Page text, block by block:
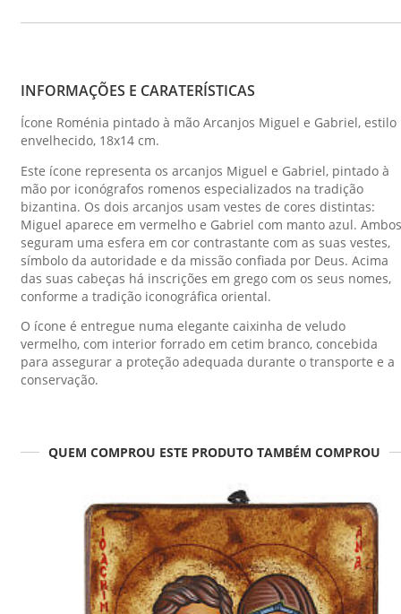
INFORMAÇÕES E CARATERÍSTICAS
Ícone Roménia pintado à mão Arcanjos Miguel e Gabriel, estilo
envelhecido, 18x14 cm.
Este ícone representa os arcanjos Miguel e Gabriel, pintado à
mão por iconógrafos romenos especializados na tradição
bizantina. Os dois arcanjos usam vestes de cores distintas:
Miguel aparece em vermelho e Gabriel com manto azul. Ambos
seguram uma esfera em cor contrastante com as suas vestes,
símbolo da autoridade e da missão confiada por Deus. Acima
das suas cabeças há inscrições em grego com os seus nomes,
conforme a tradição iconográfica oriental.
O ícone é entregue numa elegante caixinha de veludo
vermelho, com interior forrado em cetim branco, concebida
para assegurar a proteção adequada durante o transporte e a
conservação.
QUEM COMPROU ESTE PRODUTO TAMBÉM COMPROU